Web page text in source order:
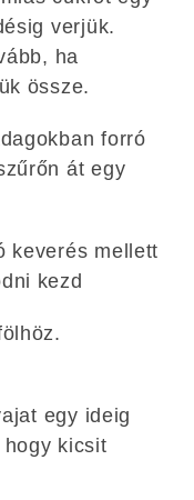
verjük.
ha
össze.
forró
át egy
keverés mellett
kezd
egy ideig
kicsit